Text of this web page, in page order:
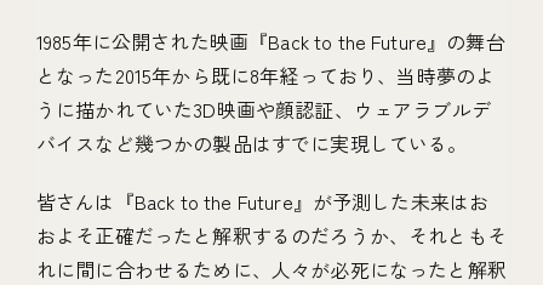
1985年に公開された映画『Back to the Future』の舞台
となった2015年から既に8年経っており、当時夢のよ
うに描かれていた3D映画や顔認証、ウェアラブルデ
バイスなど幾つかの製品はすでに実現している。
皆さんは『Back to the Future』が予測した未来はお
およそ正確だったと解釈するのだろうか、それともそ
れに間に合わせるために、人々が必死になったと解釈